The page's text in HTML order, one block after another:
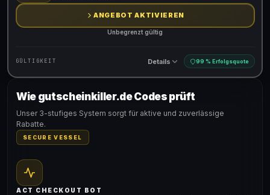
ANGEBOT AKTIVIEREN
Unbegrenzt gültig
GÜLTIGKEIT Details 99 % Erfolgsquote
Gültig für teilnehmende Produkte
Wie gutscheinkiller.de Codes prüft
Unser 3-stufiges System sorgt für aktive und zuverlässige
Rabatte.
SECURE VESSEL
ACT CHECKOUT BOT